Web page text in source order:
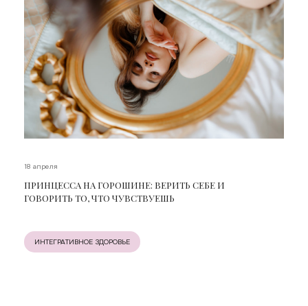
18 апреля
ПРИНЦЕССА НА ГОРОШИНЕ: ВЕРИТЬ СЕБЕ И
ГОВОРИТЬ ТО, ЧТО ЧУВСТВУЕШЬ
ИНТЕГРАТИВНОЕ ЗДОРОВЬЕ